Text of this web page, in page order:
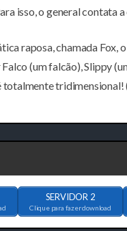
isso, o general contata
raposa, chamada Fox,
(um falcão), Slippy
totalmente
SERVIDOR 2
Clique para fazer download